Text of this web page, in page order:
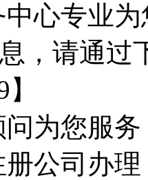
心专业为
，请通过
为您服务
公司办